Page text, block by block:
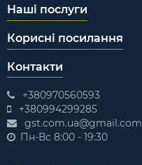
Наші послуги
Корисні посилання
Контакти
+380970560593
+380994299285
gst.com.ua@gmail.com
Пн-Вс 8:00 - 19:30